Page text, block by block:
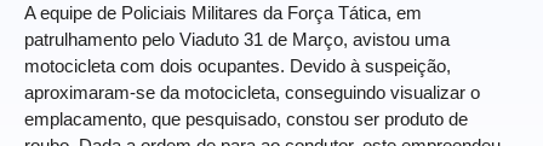
A equipe de Policiais Militares da Força Tática, em
patrulhamento pelo Viaduto 31 de Março, avistou uma
motocicleta com dois ocupantes. Devido à suspeição,
aproximaram-se da motocicleta, conseguindo visualizar o
emplacamento, que pesquisado, constou ser produto de